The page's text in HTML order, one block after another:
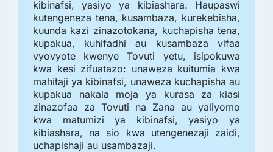
kibinafsi, yasiyo ya kibiashara. Haupaswi
kutengeneza tena, kusambaza, kurekebisha,
kuunda kazi zinazotokana, kuchapisha tena,
kupakua, kuhifadhi au kusambaza vifaa
vyovyote kwenye Tovuti yetu, isipokuwa
kwa kesi zifuatazo: unaweza kuitumia kwa
mahitaji ya kibinafsi, unaweza kuchapisha au
kupakua nakala moja ya kurasa za kiasi
zinazofaa za Tovuti na Zana au yaliyomo
kwa matumizi ya kibinafsi, yasiyo ya
kibiashara, na sio kwa utengenezaji zaidi,
uchapishaji au usambazaji.